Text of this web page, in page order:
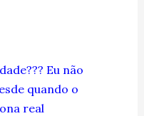
Eu não
quando o
real